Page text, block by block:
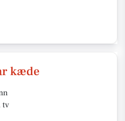
kæde
tv